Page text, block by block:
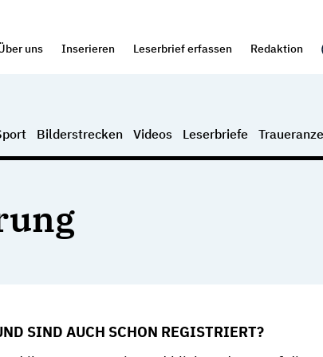
uns Inserieren Leserbrief erfassen Redaktion
Bilderstrecken Videos Leserbriefe
SIND AUCH SCHON REGISTRIERT?